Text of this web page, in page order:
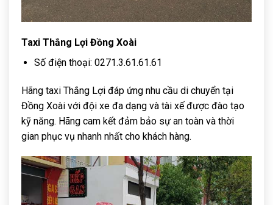
Taxi Thắng Lợi Đồng Xoài
Số điện thoại: 0271.3.61.61.61
Hãng taxi Thắng Lợi đáp ứng nhu cầu di chuyển tại
Đồng Xoài với đội xe đa dạng và tài xế được đào tạo
kỹ năng. Hãng cam kết đảm bảo sự an toàn và thời
gian phục vụ nhanh nhất cho khách hàng.